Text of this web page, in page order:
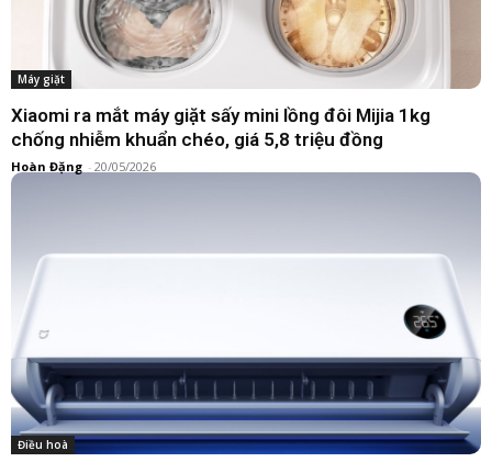
Máy giặt
Xiaomi ra mắt máy giặt sấy mini lồng đôi Mijia 1kg
chống nhiễm khuẩn chéo, giá 5,8 triệu đồng
Hoàn Đặng - 20/05/2026
Điều hoà